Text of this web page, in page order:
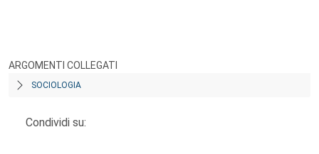
ARGOMENTI COLLEGATI
SOCIOLOGIA
Condividi su: